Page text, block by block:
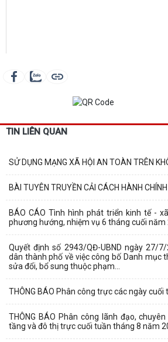
TIN LIÊN QUAN
SỬ DỤNG MẠNG XÃ HỘI AN TOÀN TRÊN
BÀI TUYÊN TRUYỀN CẢI CÁCH HÀNH
BÁO CÁO Tình hình phát triển kinh tế -
phương hướng, nhiệm vụ 6 tháng cuối năm
Quyết định số 2943/QĐ-UBND ngày 27/
dân thành phố về việc công bố Danh mục
sửa đổi, bổ sung thuộc phạm...
THÔNG BÁO Phân công trực các ngày
THÔNG BÁO Phân công lãnh đạo,
tầng và đô thị trực cuối tuần tháng 8 năm